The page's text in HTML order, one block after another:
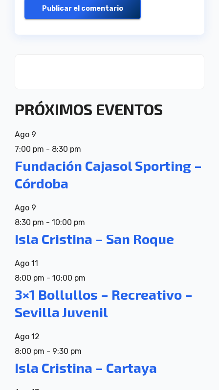
PRÓXIMOS EVENTOS
Ago 9
7:00 pm - 8:30 pm
Fundación Cajasol Sporting –
Córdoba
Ago 9
8:30 pm - 10:00 pm
Isla Cristina – San Roque
Ago 11
8:00 pm - 10:00 pm
3×1 Bollullos – Recreativo –
Sevilla Juvenil
Ago 12
8:00 pm - 9:30 pm
Isla Cristina – Cartaya